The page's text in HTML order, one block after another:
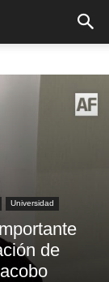
Universidad
de